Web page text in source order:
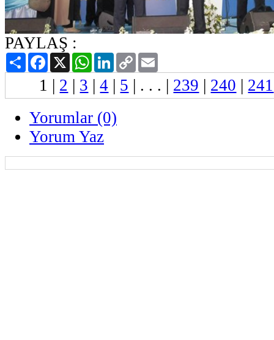
PAYLAŞ :
PaylaşFacebook
X WhatsAppLinkedIn
Copy
Link
1 | 2 | 3 |4 | 5 | . . . | 239 | 240 | 241
Yorumlar (0)
Yorum Yaz